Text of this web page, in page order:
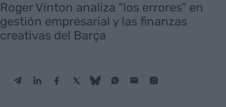
Roger Vinton analiza "los errores" en
gestión empresarial y las finanzas
creativas del Barça